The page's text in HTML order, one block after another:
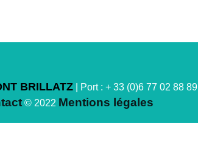
BRILLATZ | Port : + 33 (0)6 77 02 88 89
© 2022 Mentions légales